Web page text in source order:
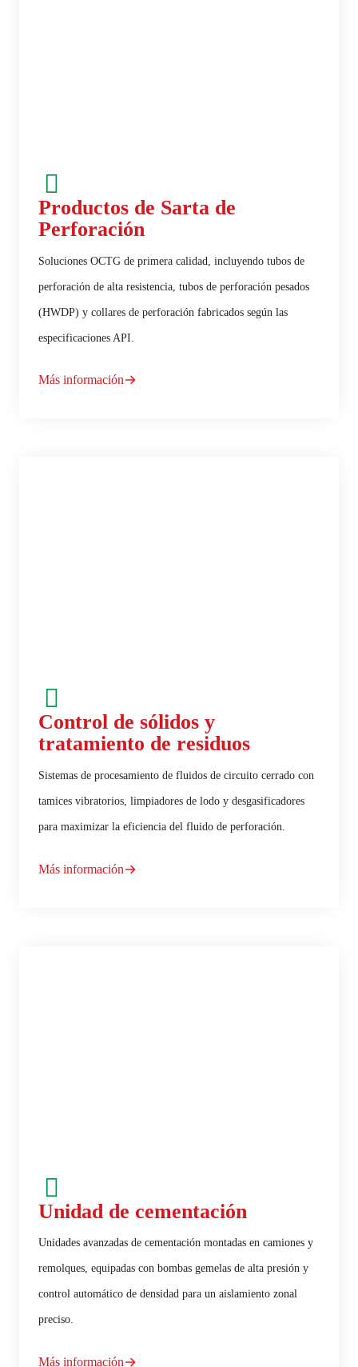
Productos de Sarta de
Perforación
Soluciones OCTG de primera calidad, incluyendo tubos de
perforación de alta resistencia, tubos de perforación pesados
(HWDP) y collares de perforación fabricados según las
especificaciones API.
Más información
Control de sólidos y
tratamiento de residuos
Sistemas de procesamiento de fluidos de circuito cerrado con
tamices vibratorios, limpiadores de lodo y desgasificadores
para maximizar la eficiencia del fluido de perforación.
Más información
Unidad de cementación
Unidades avanzadas de cementación montadas en camiones y
remolques, equipadas con bombas gemelas de alta presión y
control automático de densidad para un aislamiento zonal
preciso.
Más información